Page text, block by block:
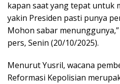
kapan saat yang tepat untuk
yakin Presiden pasti punya
Mohon sabar
pers, Senin (20/10/2025).
Menurut Yusril, wacana
Reformasi Kepolisian